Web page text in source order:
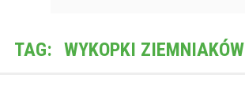
TAG: WYKOPKI ZIEMNIAKÓW